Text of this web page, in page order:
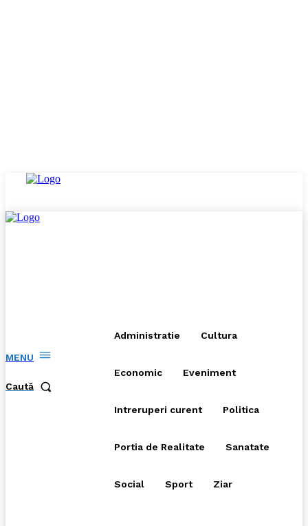
MENU
Caută
Administratie Cultura
Economic Eveniment
Intreruperi curent Politica
Portia de Realitate Sanatate
Social Sport Ziar